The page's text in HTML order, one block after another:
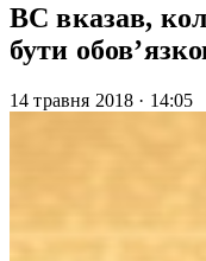
ВС вказав,
бути
14 травня 2018 · 14:05